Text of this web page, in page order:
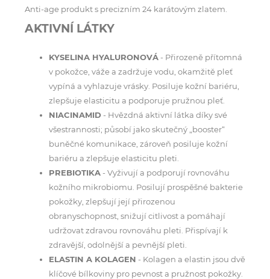
Anti-age produkt s precizním 24 karátovým zlatem.
AKTIVNÍ LÁTKY
KYSELINA HYALURONOVÁ- Přirozeně přítomná
v pokožce, váže a zadržuje vodu, okamžitě pleť
vypíná a vyhlazuje vrásky. Posiluje kožní bariéru,
zlepšuje elasticitu a podporuje pružnou pleť.
NIACINAMID- Hvězdná aktivní látka díky své
všestrannosti; působí jako skutečný „booster“
buněčné komunikace, zároveň posiluje kožní
bariéru a zlepšuje elasticitu pleti.
PREBIOTIKA- Vyživují a podporují rovnováhu
kožního mikrobiomu. Posilují prospěšné bakterie
pokožky, zlepšují její přirozenou
obranyschopnost, snižují citlivost a pomáhají
udržovat zdravou rovnováhu pleti. Přispívají k
zdravější, odolnější a pevnější pleti.
ELASTIN A KOLAGEN - Kolagen a elastin jsou dvě
klíčové bílkoviny pro pevnost a pružnost pokožky.